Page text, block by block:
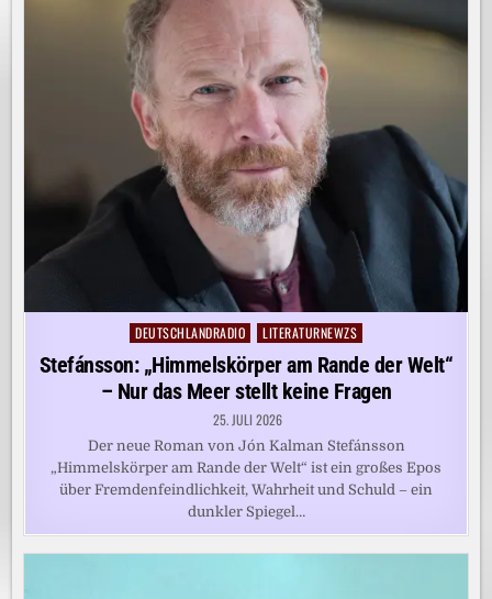
Posted
DEUTSCHLANDRADIO LITERATURNEWZS
Stefánsson: „Himmelskörper am Rande der Welt“
– Nur das Meer stellt keine Fragen
25. JULI 2026
Der neue Roman von Jón Kalman Stefánsson
„Himmelskörper am Rande der Welt“ ist ein großes Epos
über Fremdenfeindlichkeit, Wahrheit und Schuld – ein
dunkler Spiegel…